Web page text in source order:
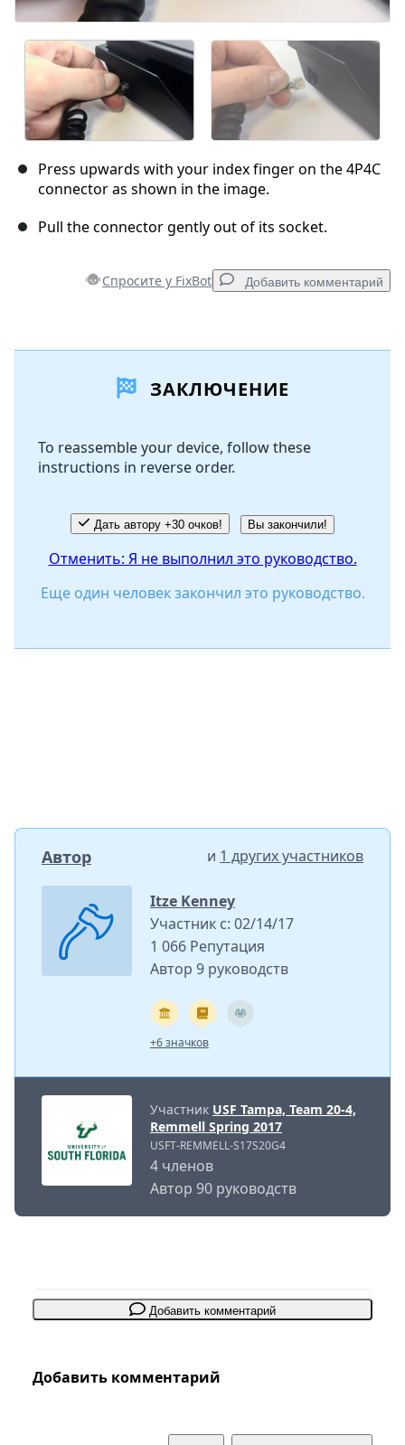
Press upwards with your index finger on the 4P4C
connector as shown in the image.
Pull the connector gently out of its socket.
Спросите у FixBot Добавить комментарий
Добавить комментарий
Отмена Оставить комментарий
ЗАКЛЮЧЕНИЕ
To reassemble your device, follow these
instructions in reverse order.
Дать автору +30 очков! Вы закончили!
Отменить: Я не выполнил это руководство.
Еще один человек закончил это руководство.
Автор и 1 других участников
Itze Kenney
Участник с: 02/14/17
1 066 Репутация
Автор 9 руководств
+6 значков
Участник USF Tampa, Team 20-4,
Remmell Spring 2017
USFT-REMMELL-S17S20G4
4 членов
Автор 90 руководств
Добавить комментарий
Добавить комментарий